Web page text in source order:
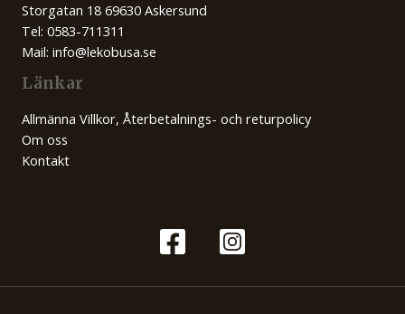
Storgatan 18 69630 Askersund
Tel: 0583-711311
Mail: info@lekobusa.se
Länkar
Allmänna Villkor, Återbetalnings- och returpolicy
Om oss
Kontakt